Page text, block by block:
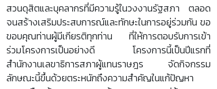
สวนดุสิตและบุคลากรที่มีความรู้ในวงงานรัฐสภา ตลอด
จนสร้างเสริมประสบการณ์และทักษะในการอยู่ร่วมกัน ขอ
ขอบคุณท่านผู้มีเกียรติทุกท่าน ที่ให้การตอบรับการเข้า
ร่วมโครงการเป็นอย่างดี โครงการนี้เป็นปีแรกที่
สำนักงานเลขาธิการสภาผู้แทนราษฎร จัดกิจกรรม
ลักษณะนี้ขึ้นด้วยตระหนักถึงความสำคัญในแก้ปัญหา